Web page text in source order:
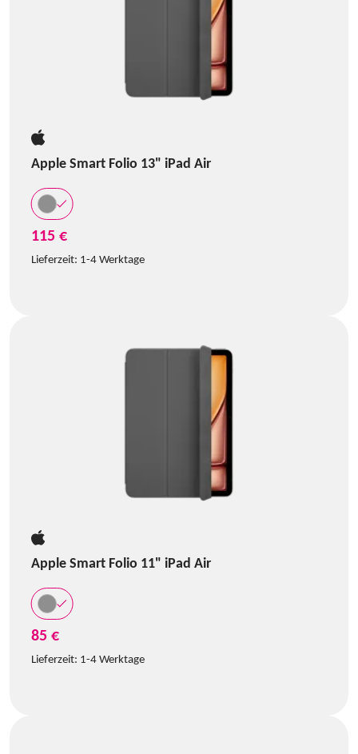
Apple Smart Folio 13" iPad Air
115 €
Lieferzeit: 1-4 Werktage
Apple Smart Folio 11" iPad Air
85 €
Lieferzeit: 1-4 Werktage